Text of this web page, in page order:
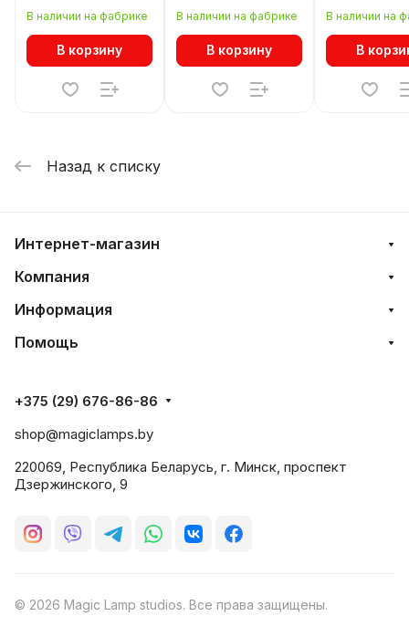
BL
В наличии на фабрике
В корзину
BL-GO
В наличии на фабрике
В корзину
BL
В наличии на
В
Назад к списку
Интернет-магазин
Компания
Информация
Помощь
+375 (29) 676-86-86
shop@magiclamps.by
220069, Республика Беларусь, г. Минск, проспект
Дзержинского, 9
© 2026 Magic Lamp studios. Все права защищены.